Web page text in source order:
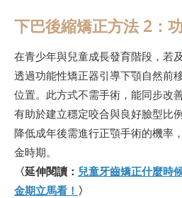
下巴後縮矯正方法 2：
在青少年與兒童成長發育階段，若
透過功能性矯正器引導下顎自然前
位置。此方式不需手術，能同步改
有助於建立穩定咬合與良好臉型比
降低成年後需進行正顎手術的機率
金時期。
〈延伸閱讀： 兒童牙齒矯正什麼時
金期立馬看！ 〉